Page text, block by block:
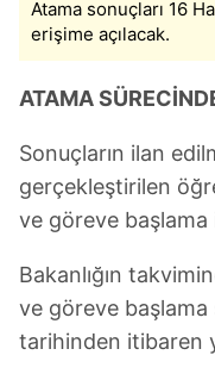
Atama sonuçları 16
erişime açılacak.
ATAMA
Sonuçların ilan
gerçekleştirilen
ve göreve başlama
Bakanlığın
ve göreve
tarihinden itibaren